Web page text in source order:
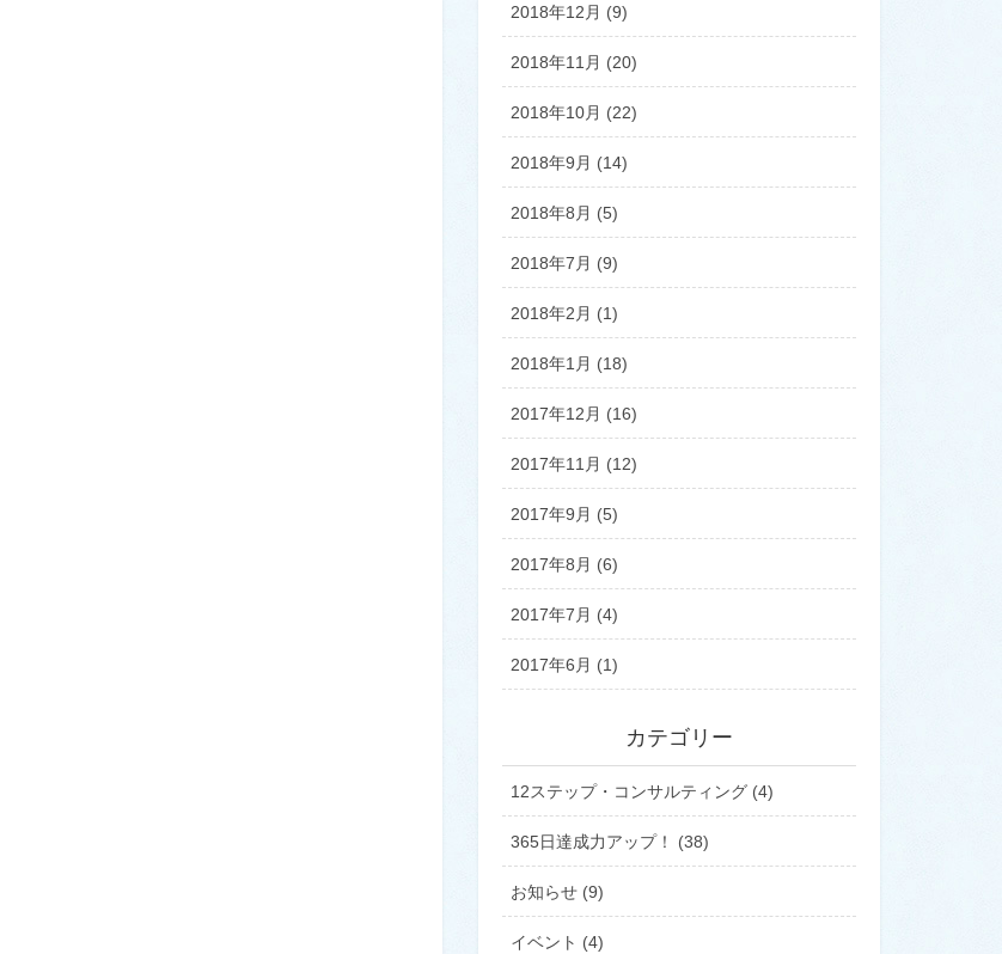
2018年12月 (9)
2018年11月 (20)
2018年10月 (22)
2018年9月 (14)
2018年8月 (5)
2018年7月 (9)
2018年2月 (1)
2018年1月 (18)
2017年12月 (16)
2017年11月 (12)
2017年9月 (5)
2017年8月 (6)
2017年7月 (4)
2017年6月 (1)
カテゴリー
12ステップ・コンサルティング (4)
365日達成力アップ！ (38)
お知らせ (9)
イベント (4)